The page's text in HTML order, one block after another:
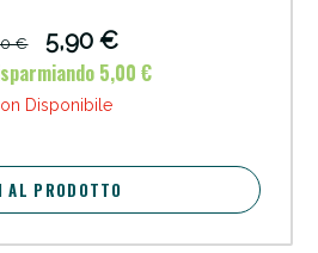
€
5,90 €
5,00 €
Disponibile
AL PRODOTTO